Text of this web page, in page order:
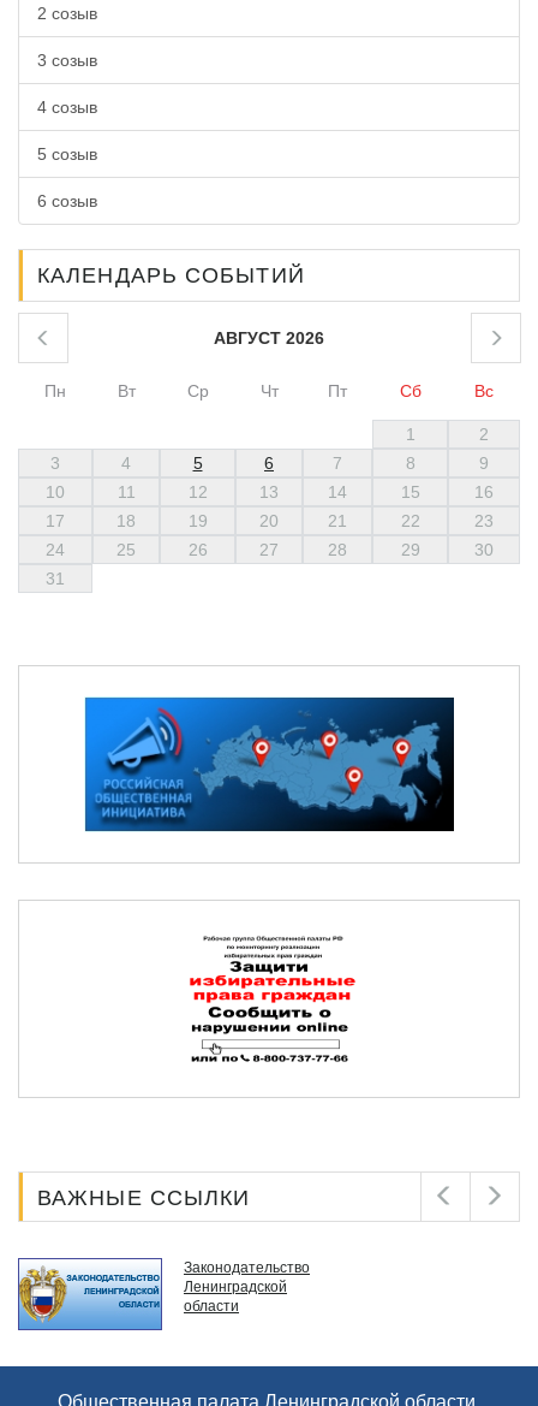
2 созыв
3 созыв
4 созыв
5 созыв
6 созыв
КАЛЕНДАРЬ СОБЫТИЙ
АВГУСТ 2026
Пн Вт Ср Чт Пт Сб Вс
1
2
3
4 5 6 7 8
9
10
11 12 13 14 15
16
17
18 19 20 21 22
23
24
25 26 27 28 29
30
31
ВАЖНЫЕ ССЫЛКИ
Администрация
Ленинградской
области
Общественная палата Ленинградской области.